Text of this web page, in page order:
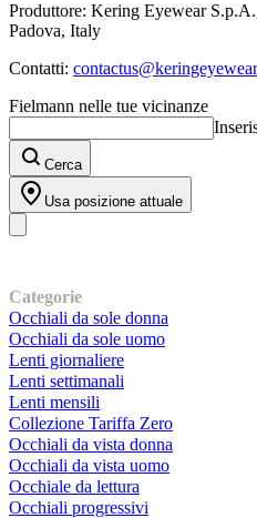
Produttore: Kering Eyewear
Padova, Italy
Contatti:
Fielmann nelle tue vicinanze
Cerca
Usa posizione attuale
Categorie
Occhiali da sole donna
Occhiali da sole uomo
Lenti giornaliere
Lenti settimanali
Lenti mensili
Collezione Tariffa Zero
Occhiali da vista donna
Occhiali da vista uomo
Occhiale da lettura
Occhiali progressivi